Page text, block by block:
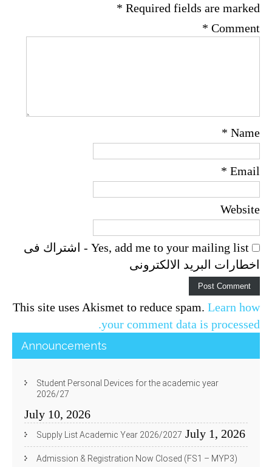
Required fields are marked
*
Comment
*
Name
*
Email
*
Website
Yes, add me to your mailing list - اشتراك فى
اخطارات البريد الالكترونى
This site uses Akismet to reduce spam. Learn how
your comment data is processed.
Announcements
Student Personal Devices for the academic year
2026/27
July 10, 2026
Supply List Academic Year 2026/2027 July 1, 2026
Admission & Registration Now Closed (FS1 – MYP3)